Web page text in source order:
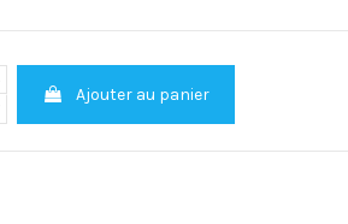
Ajouter au panier